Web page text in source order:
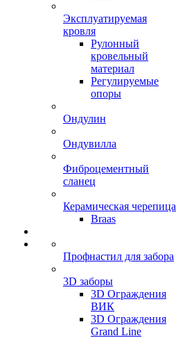
Эксплуатируемая
кровля
Рулонный
кровельный
материал
Регулируемые
опоры
Ондулин
Ондувилла
Фиброцементный
сланец
Керамическая черепица
Braas
Профнастил для забора
3D заборы
3D Ограждения
ВИК
3D Ограждения
Grand Line